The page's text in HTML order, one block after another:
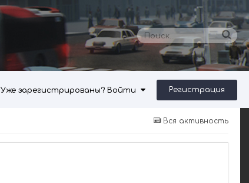
Уже зарегистрированы? Войти Регистрация
Вся активность